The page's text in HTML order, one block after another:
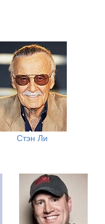
Стэн Ли